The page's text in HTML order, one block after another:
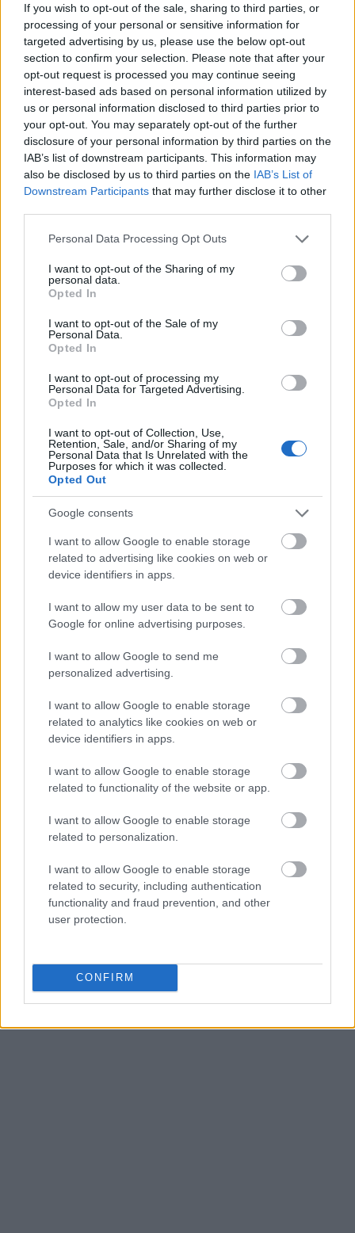
If you wish to opt-out of the sale, sharing to third parties, or
processing of your personal or sensitive information for
targeted advertising by us, please use the below opt-out
section to confirm your selection. Please note that after your
opt-out request is processed you may continue seeing
interest-based ads based on personal information utilized by
us or personal information disclosed to third parties prior to
your opt-out. You may separately opt-out of the further
disclosure of your personal information by third parties on the
IAB’s list of downstream participants. This information may
also be disclosed by us to third parties on the IAB’s List of
Downstream Participants that may further disclose it to other
Please note that this website/app uses one or more Google
not limited to your visit or usage behaviour. You may click to
grant or deny consent to Google and its third-party tags to
use your data for below specified purposes in below Google
consent section.
Personal Data Processing Opt Outs
I want to opt-out of the Sharing of my
personal data.
Opted In
I want to opt-out of the Sale of my
Personal Data.
Opted In
I want to opt-out of processing my
Personal Data for Targeted Advertising.
Opted In
I want to opt-out of Collection, Use,
Retention, Sale, and/or Sharing of my
Personal Data that Is Unrelated with the
Purposes for which it was collected.
Opted Out
Google consents
I want to allow Google to enable storage
related to advertising like cookies on web or
device identifiers in apps.
I want to allow my user data to be sent to
Google for online advertising purposes.
I want to allow Google to send me
personalized advertising.
I want to allow Google to enable storage
related to analytics like cookies on web or
device identifiers in apps.
I want to allow Google to enable storage
related to functionality of the website or app.
I want to allow Google to enable storage
related to personalization.
I want to allow Google to enable storage
related to security, including authentication
functionality and fraud prevention, and other
user protection.
CONFIRM